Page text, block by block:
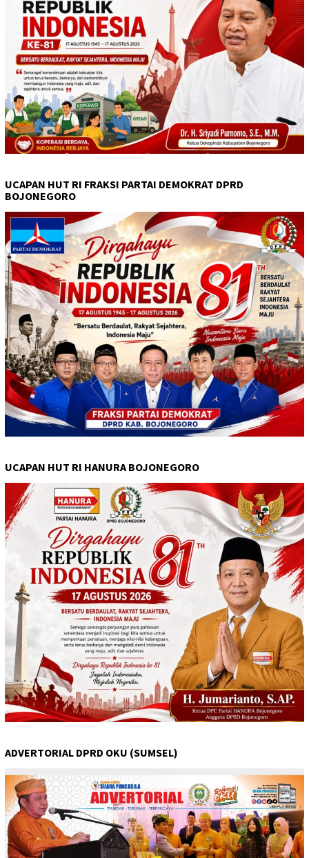
UCAPAN HUT RI FRAKSI PARTAI DEMOKRAT DPRD
BOJONEGORO
UCAPAN HUT RI HANURA BOJONEGORO
ADVERTORIAL DPRD OKU (SUMSEL)